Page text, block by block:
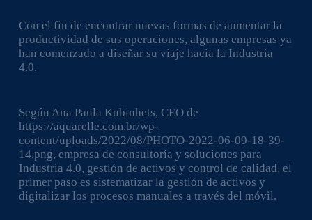
Con el fin de encontrar nuevas formas de aumentar la
productividad de sus operaciones, algunas empresas ya
han comenzado a diseñar su viaje hacia la Industria
4.0.
Según Ana Paula Kubinhets, CEO de
https://aquarelle.com.br/wp-
content/uploads/2022/08/PHOTO-2022-06-09-18-39-
14.png, empresa de consultoría y soluciones para
Industria 4.0, gestión de activos y control de calidad, el
primer paso es sistematizar la gestión de activos y
digitalizar los procesos manuales a través del móvil.